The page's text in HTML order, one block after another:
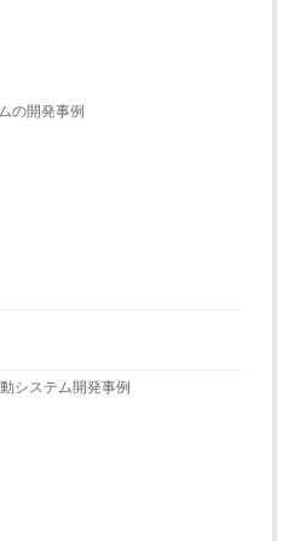
の開発事例
システム開発事例